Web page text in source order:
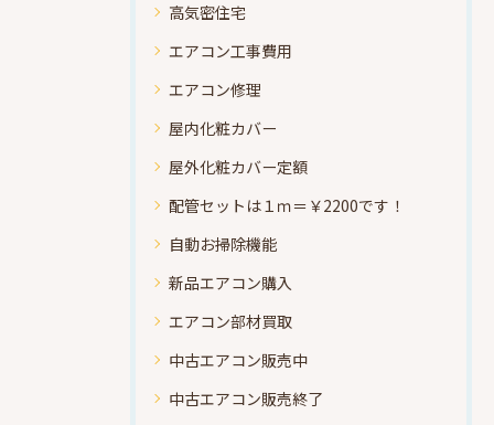
高気密住宅
エアコン工事費用
エアコン修理
屋内化粧カバー
屋外化粧カバー定額
配管セットは１ｍ＝￥2200です！
自動お掃除機能
新品エアコン購入
エアコン部材買取
中古エアコン販売中
中古エアコン販売終了